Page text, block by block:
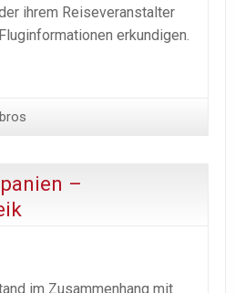
ihrem Reiseveranstalter
erkundigen.
–
im Zusammenhang mit